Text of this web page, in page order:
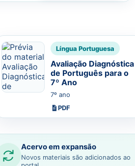
Língua Portuguesa
Avaliação Diagnóstica
de Português para o
7º Ano
7º ano
PDF
Acervo em expansão
Novos materiais são adicionados ao